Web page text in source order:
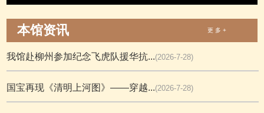
本馆资讯 更 多 +
我馆赴柳州参加纪念飞虎队援华抗...(2026-7-28)
国宝再现《清明上河图》——穿越...(2026-7-28)